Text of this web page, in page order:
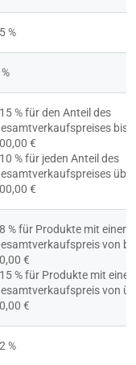
%
15 % für den Anteil des
bis
€
10 % für jeden Anteil des
über
€
8 % für Produkte mit einem
von
€
15 % für Produkte mit
von
€
%